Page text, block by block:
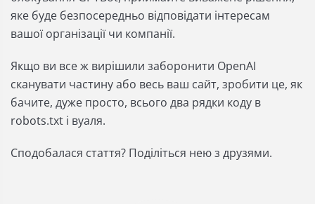
яке буде безпосередньо відповідати інтересам
вашої організації чи компанії.
Якщо ви все ж вирішили заборонити OpenAI
сканувати частину або весь ваш сайт, зробити це, як
бачите, дуже просто, всього два рядки коду в
robots.txt і вуаля.
Сподобалася стаття? Поділіться нею з друзями.